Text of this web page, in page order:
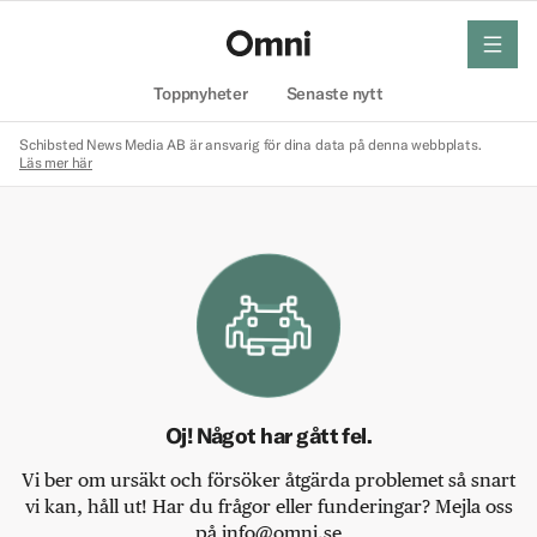
Toppnyheter Senaste nytt
meny
Schibsted News Media AB är ansvarig för dina data på denna webbplats.
Läs mer här
Oj! Något har gått fel.
Vi ber om ursäkt och försöker åtgärda problemet så snart
vi kan, håll ut! Har du frågor eller funderingar? Mejla oss